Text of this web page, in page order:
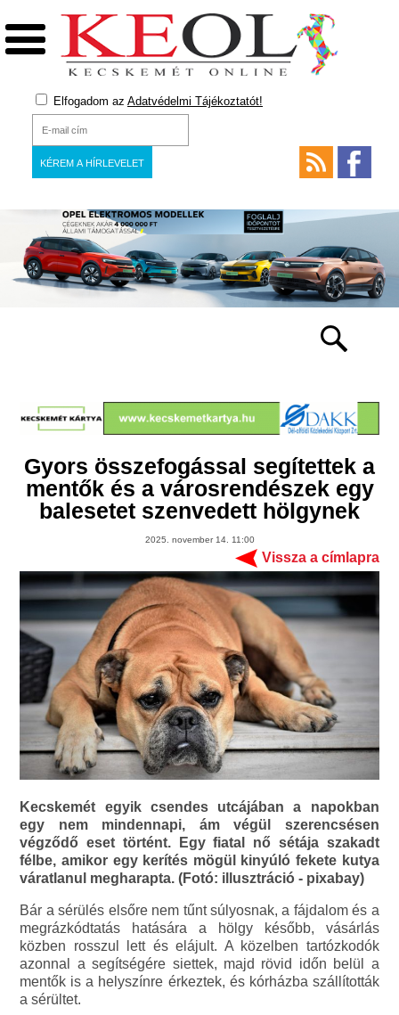
Elfogadom az Adatvédelmi Tájékoztatót!
Gyors összefogással segítettek a
mentők és a városrendészek egy
balesetet szenvedett hölgynek
2025. november 14. 11:00
Vissza a címlapra
Kecskemét egyik csendes utcájában a napokban
egy nem mindennapi, ám végül szerencsésen
végződő eset történt. Egy fiatal nő sétája szakadt
félbe, amikor egy kerítés mögül kinyúló fekete kutya
váratlanul megharapta. (Fotó: illusztráció - pixabay)
Bár a sérülés elsőre nem tűnt súlyosnak, a fájdalom és a
megrázkódtatás hatására a hölgy később, vásárlás
közben rosszul lett és elájult. A közelben tartózkodók
azonnal a segítségére siettek, majd rövid időn belül a
mentők is a helyszínre érkeztek, és kórházba szállították
a sérültet.